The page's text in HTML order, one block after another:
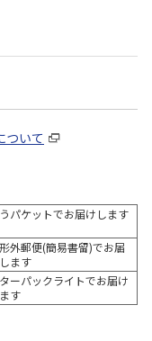
ついて
パケットでお届けします
外郵便(簡易書留)でお届
ます
ーパックライトでお届け
す